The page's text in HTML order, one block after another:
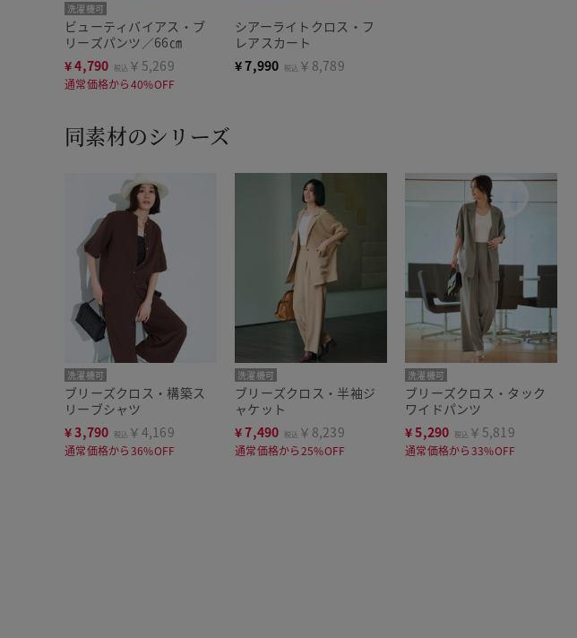
洗濯機可
ビューティバイアス・ブ
リーズパンツ／66㎝
¥4,790 税込 ￥5,269
通常価格から40%OFF
シアーライトクロス・フ
レアスカート
¥7,990 税込 ￥8,789
同素材のシリーズ
洗濯機可
ブリーズクロス・構築ス
リーブシャツ
¥3,790 税込 ￥4,169
通常価格から36%OFF
洗濯機可
ブリーズクロス・半袖ジ
ャケット
¥7,490 税込 ￥8,239
通常価格から25%OFF
洗濯機可
ブリーズクロス・タック
ワイドパンツ
¥5,290 税込 ￥5,819
通常価格から33%OFF